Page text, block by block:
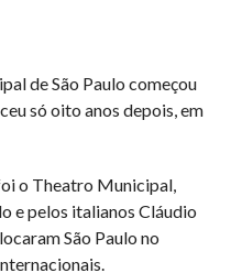
de São Paulo começou
só oito anos depois, em
o Theatro Municipal,
e pelos italianos Cláudio
São Paulo no